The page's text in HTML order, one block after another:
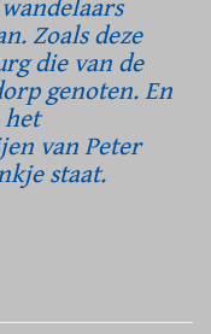
Zoals deze
die van de
genoten. En
het
van Peter
staat.